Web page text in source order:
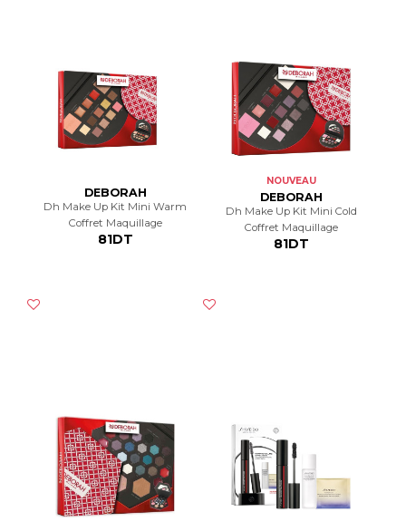
DEBORAH
Dh Make Up Kit Mini Warm
Coffret Maquillage
81DT
NOUVEAU
DEBORAH
Dh Make Up Kit Mini Cold
Coffret Maquillage
81DT